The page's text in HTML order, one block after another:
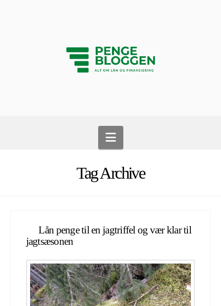
Navigation
Tag Archive
Lån penge til en jagtriffel og vær klar til
jagtsæsonen